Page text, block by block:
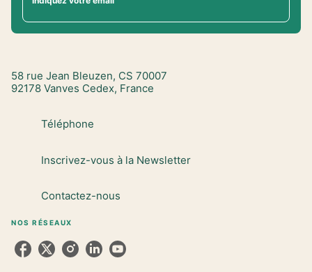
58 rue Jean Bleuzen, CS 70007
92178 Vanves Cedex, France
Téléphone
Inscrivez-vous à la Newsletter
Contactez-nous
NOS RÉSEAUX